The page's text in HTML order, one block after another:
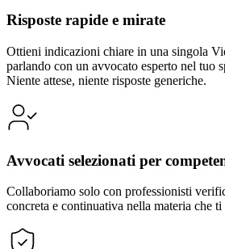
Risposte rapide e mirate
Ottieni indicazioni chiare in una singola
parlando con un avvocato esperto nel tuo
Niente attese, niente risposte generiche.
Avvocati selezionati per
Collaboriamo solo con professionisti
concreta e continuativa nella materia che ti